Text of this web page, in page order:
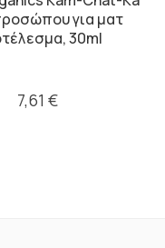
για ματ
30ml
7,61 €